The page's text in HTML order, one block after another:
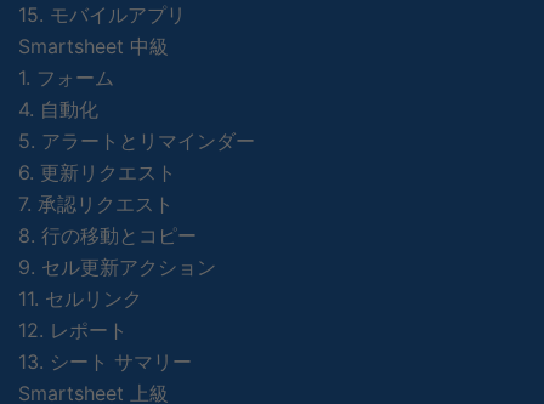
15. モバイルアプリ
Smartsheet 中級
1. フォーム
4. 自動化
5. アラートとリマインダー
6. 更新リクエスト
7. 承認リクエスト
8. 行の移動とコピー
9. セル更新アクション
11. セルリンク
12. レポート
13. シート サマリー
Smartsheet 上級